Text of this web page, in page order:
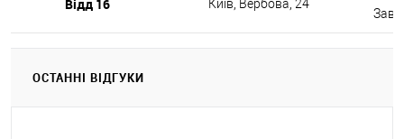
Відд 16 Київ, Вербова, 24
ОСТАННІ ВІДГУКИ